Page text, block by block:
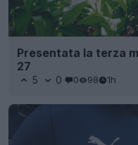
Presentata la terza
27
5 0 0 98 1h